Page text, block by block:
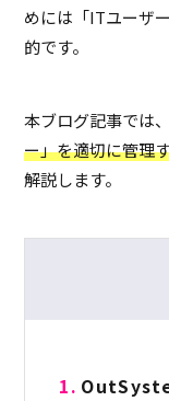
めには「ITユーザ
的です。
本ブログ記事では
ー」を適切に管理
解説します。